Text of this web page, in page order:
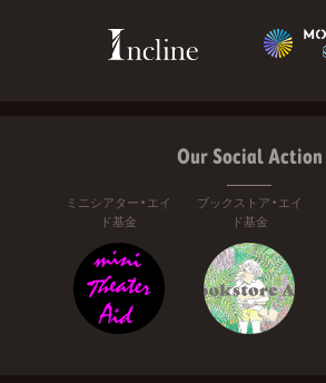
Our Social Action
ミニシアター・エイ
ド基金
ブックストア・エイ
ド基金